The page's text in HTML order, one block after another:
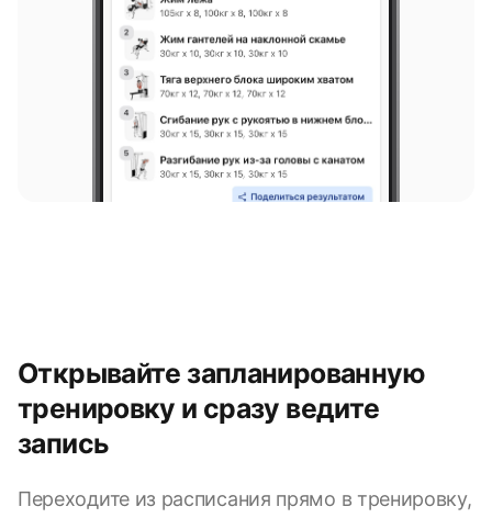
Открывайте запланированную
тренировку и сразу ведите
запись
Переходите из расписания прямо в тренировку,